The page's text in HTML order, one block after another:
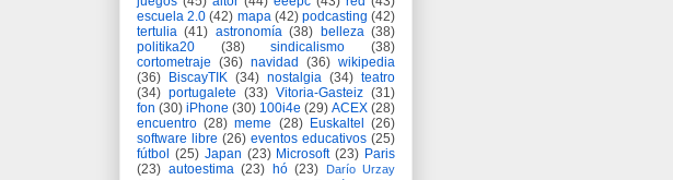
escuela 2.0 (42) mapa (42) podcasting (42)
tertulia (41) astronomía (38) belleza (38)
politika20
(38) sindicalismo
(38)
cortometraje (36) navidad (36) wikipedia
(36)
BiscayTIK (34) nostalgia (34) teatro
(34) portugalete (33) Vitoria-Gasteiz (31)
fon (30) iPhone (30) 100i4e (29) ACEX (28)
encuentro (28) meme (28) Euskaltel
(26)
software libre (26) eventos educativos (25)
fútbol (25) Japan (23) Microsoft (23) Paris
(23) autoestima (23) hó (23)
Darío Urzay